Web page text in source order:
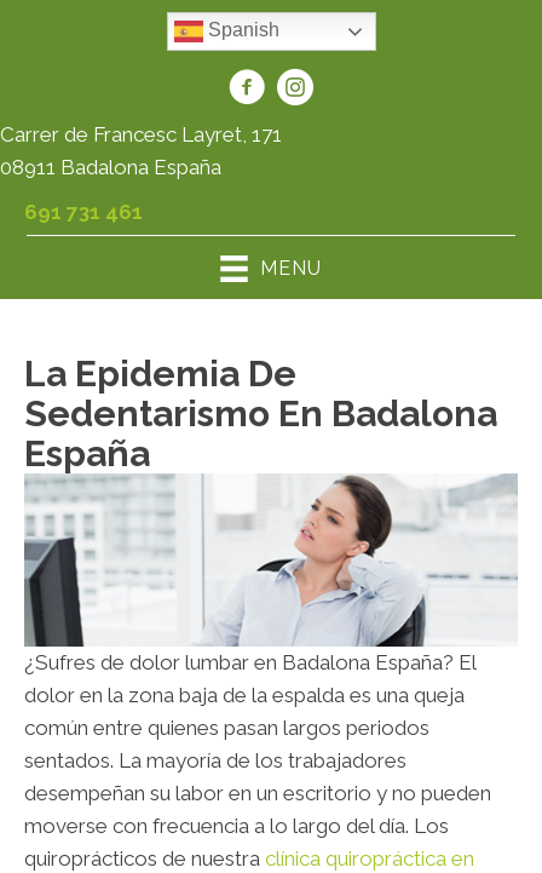
Spanish
Carrer de Francesc Layret, 171
08911 Badalona España
691 731 461
MENU
La Epidemia De
Sedentarismo En Badalona
España
¿Sufres de dolor lumbar en Badalona España? El
dolor en la zona baja de la espalda es una queja
común entre quienes pasan largos periodos
sentados. La mayoría de los trabajadores
desempeñan su labor en un escritorio y no pueden
moverse con frecuencia a lo largo del día. Los
quiroprácticos de nuestra clínica quiropráctica en